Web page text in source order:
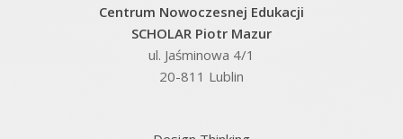
Centrum Nowoczesnej Edukacji
SCHOLAR Piotr Mazur
ul. Jaśminowa 4/1
20-811 Lublin